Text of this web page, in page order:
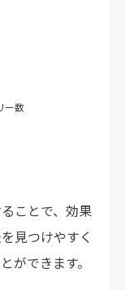
ー数
ことで、効果
見つけやすく
ができます。